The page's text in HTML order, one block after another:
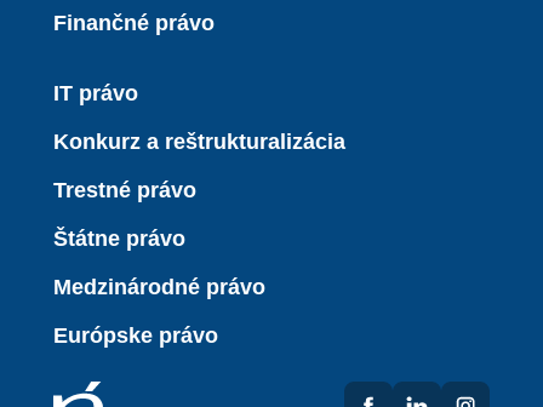
Finančné právo
IT právo
Konkurz a reštrukturalizácia
Trestné právo
Štátne právo
Medzinárodné právo
Európske právo